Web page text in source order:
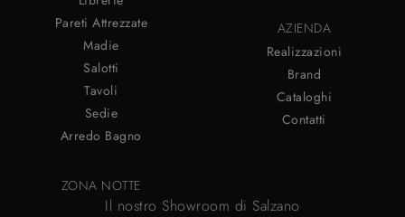
Pareti Attrezzate
Madie
Salotti
Tavoli
Sedie
Arredo Bagno
ZONA NOTTE
AZIENDA
Realizzazioni
Brand
Cataloghi
Contatti
Il nostro Showroom di Salzano